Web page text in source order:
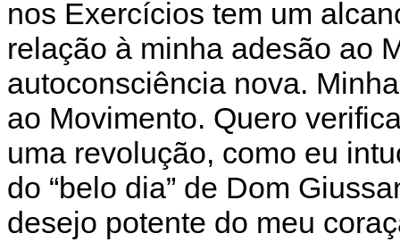
nos Exercícios tem um
relação à minha adesão ao
autoconsciência nova.
ao Movimento. Quero
uma revolução, como eu
do “belo dia” de Dom
desejo potente do meu